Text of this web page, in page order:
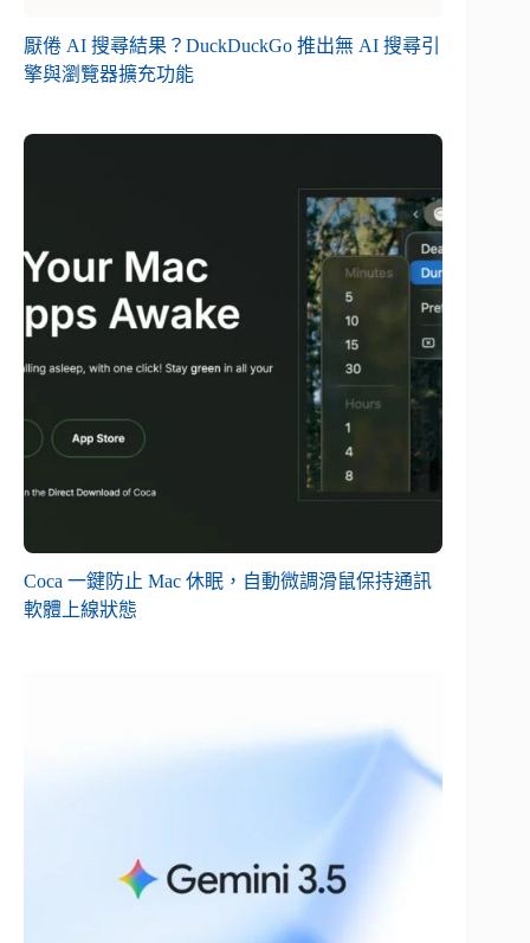
厭倦 AI 搜尋結果？DuckDuckGo 推出無 AI 搜尋引
擎與瀏覽器擴充功能
Coca 一鍵防止 Mac 休眠，自動微調滑鼠保持通訊
軟體上線狀態